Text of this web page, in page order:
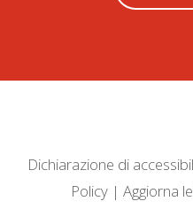
Dichiarazione di
Policy| Aggiorna